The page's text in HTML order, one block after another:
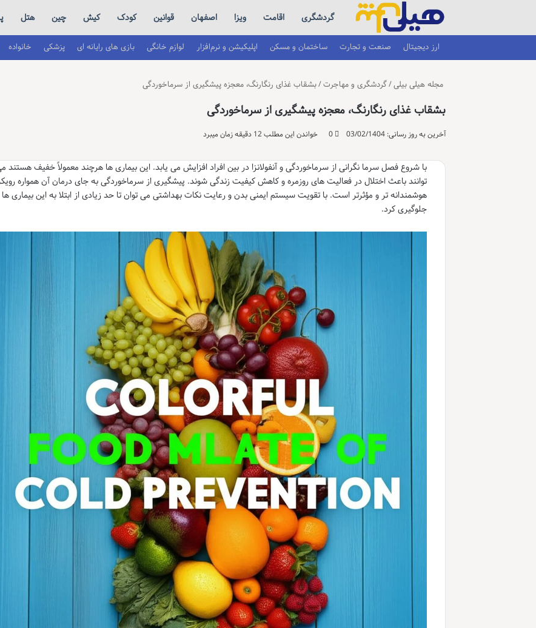
گردشگری اقامت ویزا اصفهان قوانین کودک کیش چین هتل
ارز دیجیتال صنعت و تجارت ساختمان و مسکن اپلیکیشن و نرم‌افزار لوازم خانگی بازی های رایانه ای پزشکی خانواده
مجله هیلی بیلی/گردشگری و مهاجرت/بشقاب غذای رنگارنگ، معجزه پیشگیری از سرماخوردگی
بشقاب غذای رنگارنگ، معجزه پیشگیری از سرماخوردگی
آخرین به روز رسانی: 03/02/1404 0 خواندن این مطلب 12 دقیقه زمان میبرد
با شروع فصل سرما نگرانی از سرماخوردگی و آنفولانزا در بین افراد افزایش می یابد. این بیماری ها هرچند معمولاً خفیف هستند
توانند باعث اختلال در فعالیت های روزمره و کاهش کیفیت زندگی شوند. پیشگیری از سرماخوردگی به جای درمان آن همواره
هوشمندانه تر و مؤثرتر است. با تقویت سیستم ایمنی بدن و رعایت نکات بهداشتی می توان تا حد زیادی از ابتلا به این بیماری ها
جلوگیری کرد.